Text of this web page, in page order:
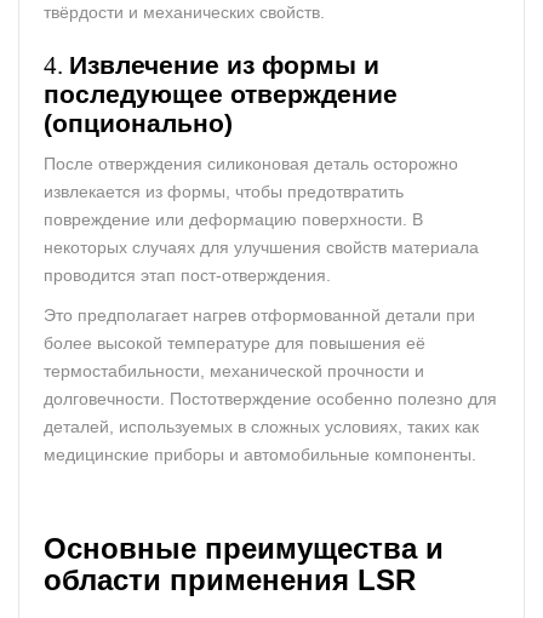
твёрдости и механических свойств.
4. Извлечение из формы и
последующее отверждение
(опционально)
После отверждения силиконовая деталь осторожно
извлекается из формы, чтобы предотвратить
повреждение или деформацию поверхности. В
некоторых случаях для улучшения свойств материала
проводится этап пост-отверждения.
Это предполагает нагрев отформованной детали при
более высокой температуре для повышения её
термостабильности, механической прочности и
долговечности. Постотверждение особенно полезно для
деталей, используемых в сложных условиях, таких как
медицинские приборы и автомобильные компоненты.
Основные преимущества и
области применения LSR